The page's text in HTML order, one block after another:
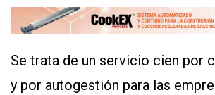
Se trata de un servicio cien por
y por autogestión para las